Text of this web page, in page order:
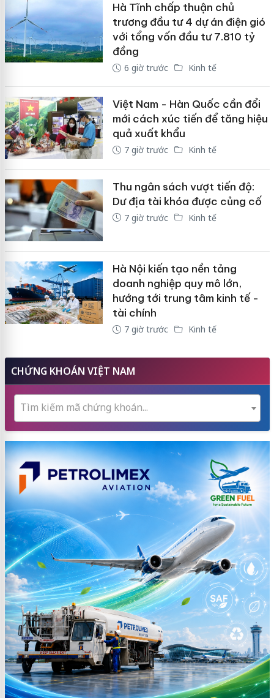
Hà Tĩnh chấp thuận chủ
trương đầu tư 4 dự án điện gió
với tổng vốn đầu tư 7.810 tỷ
đồng
6 giờ trước Kinh tế
Việt Nam - Hàn Quốc cần đổi
mới cách xúc tiến để tăng hiệu
quả xuất khẩu
7 giờ trước Kinh tế
Thu ngân sách vượt tiến độ:
Dư địa tài khóa được củng cố
7 giờ trước Kinh tế
Hà Nội kiến tạo nền tảng
doanh nghiệp quy mô lớn,
hướng tới trung tâm kinh tế -
tài chính
7 giờ trước Kinh tế
CHỨNG KHOÁN VIỆT NAM
Tìm kiếm mã chứng khoán...